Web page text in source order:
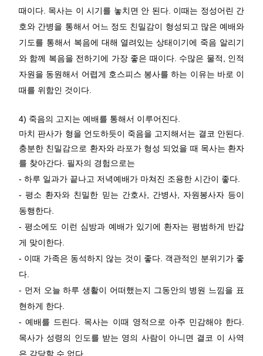
때이다. 목사는 이 시기를 놓치면 안 된다. 이때는 정성어린 간
호와 간병을 통해서 어느 정도 친밀감이 형성되고 많은 예배와
기도를 통해서 복음에 대해 열려있는 상태이기에 죽음 알리기
와 함께 복음을 전하기에 가장 좋은 때이다. 수많은 물적, 인적
자원을 동원해서 어렵게 호스피스 봉사를 하는 이유는 바로 이
때를 위함인 것이다.
4) 죽음의 고지는 예배를 통해서 이루어진다.
마치 판사가 형을 언도하듯이 죽음을 고지해서는 결코 안된다.
충분한 친밀감으로 환자와 라포가 형성 되었을 때 목사는 환자
를 찾아간다. 필자의 경험으로는
- 하루 일과가 끝나고 저녁예배가 마쳐진 조용한 시간이 좋다.
- 평소 환자와 친밀한 믿는 간호사, 간병사, 자원봉사자 등이
동행한다.
- 평소에도 이런 심방과 예배가 있기에 환자는 평범하게 반갑
게 맞이한다.
- 이때 가족은 동석하지 않는 것이 좋다. 객관적인 분위기가 좋
다.
- 먼저 오늘 하루 생활이 어떠했는지 그동안의 병원 느낌을 표
현하게 한다.
- 예배를 드린다. 목사는 이때 영적으로 아주 민감해야 한다.
목사가 성령의 인도를 받는 영의 사람이 아니면 결코 이 사역
은 감당할 수 없다.